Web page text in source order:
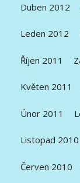
Duben 2012
Leden 2012
Říjen 2011
Květen 2011
Únor 2011
Listopad 2010
Červen 2010